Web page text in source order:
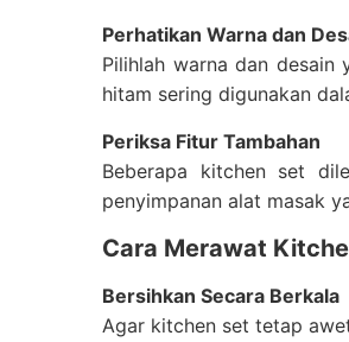
Perhatikan Warna dan
Pilihlah warna dan desain
hitam sering digunakan
Periksa Fitur Tambahan
Beberapa kitchen set
penyimpanan alat masak
Cara Merawat
Bersihkan Secara Berkala
Agar kitchen set tetap